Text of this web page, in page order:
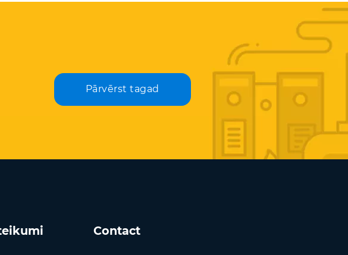
Pārvērst tagad
Contact